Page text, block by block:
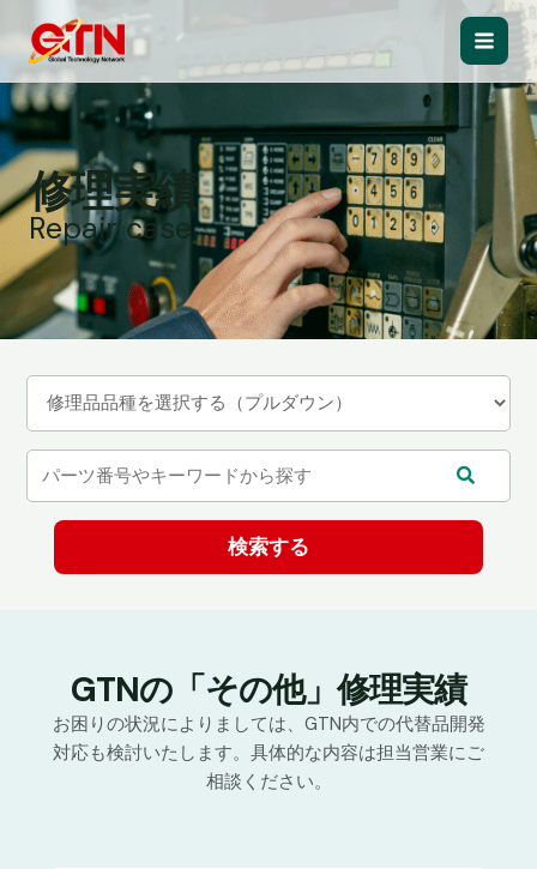
ス
キ
ッ
プ
Main
修理実績
Repair case
GTNの「その他」修理実績
お困りの状況によりましては、GTN内での代替品開発
対応も検討いたします。具体的な内容は担当営業にご
相談ください。